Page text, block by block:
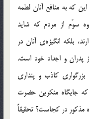
که به منافع آنان لطمه
سوّم از مردم که شاید
بلکه انگیزه‌ی آنان در
پدران و اجداد خود است.
کاذب و پنداری
که جایگاه منکرین حضرت
مذکور در کجاست؟ تحقیقاً